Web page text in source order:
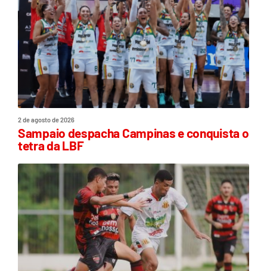
2 de agosto de 2026
Sampaio despacha Campinas e conquista o
tetra da LBF